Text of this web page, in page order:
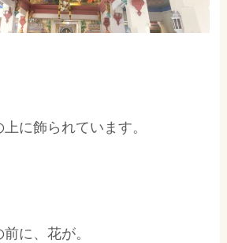
に飾られています。
に、花が。